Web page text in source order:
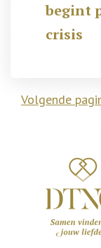
begint
crisis
Volgende